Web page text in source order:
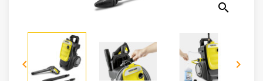
Sécurité
Mobilités
search
 